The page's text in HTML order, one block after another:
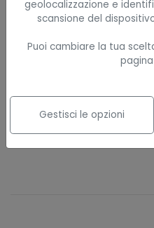
Orari di apertura
NEGOZIO
Lunedì - Venerdì
geolocalizzazione e
scansione del
Puoi cambiare la tua
Gestisci le opzioni